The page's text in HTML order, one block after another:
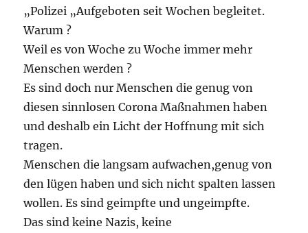
„Polizei „Aufgeboten seit Wochen begleitet.
Warum ?
Weil es von Woche zu Woche immer mehr
Menschen werden ?
Es sind doch nur Menschen die genug von
diesen sinnlosen Corona Maßnahmen haben
und deshalb ein Licht der Hoffnung mit sich
tragen.
Menschen die langsam aufwachen,genug von
den lügen haben und sich nicht spalten lassen
wollen. Es sind geimpfte und ungeimpfte.
Das sind keine Nazis, keine